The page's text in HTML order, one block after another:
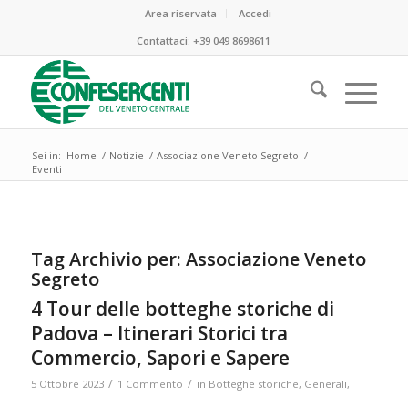
Area riservata
Accedi
Contattaci:+39 049 8698611
Sei in: Home / Notizie / Associazione Veneto Segreto /
Eventi
Tag Archivio per: Associazione Veneto
Segreto
4 Tour delle botteghe storiche di
Padova – Itinerari Storici tra
Commercio, Sapori e Sapere
5 Ottobre 2023 / 1 Commento / in Botteghe storiche, Generali,